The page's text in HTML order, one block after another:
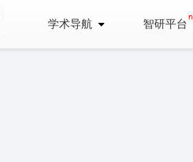
学术导航 智研平台